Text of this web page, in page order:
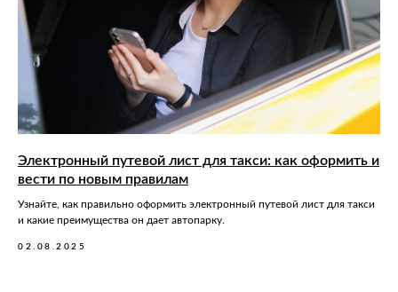
Электронный путевой лист для такси: как оформить и
вести по новым правилам
Узнайте, как правильно оформить электронный путевой лист для такси
и какие преимущества он дает автопарку.
02.08.2025